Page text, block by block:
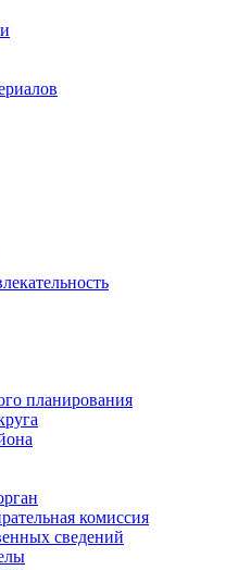
планирования
комиссия
сведений